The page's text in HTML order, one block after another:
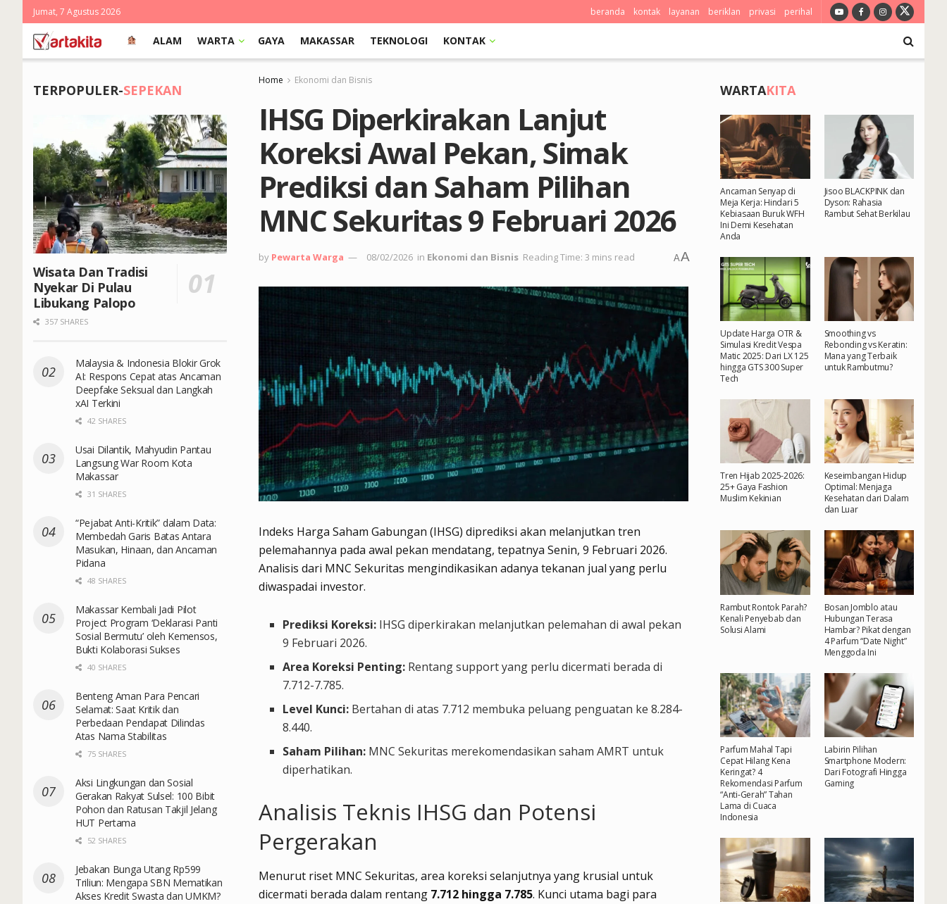
Jumat, 7 Agustus 2026 beranda kontak layanan beriklan privasi perihal
ALAM WARTA GAYA MAKASSAR TEKNOLOGI KONTAK
Home Ekonomi dan Bisnis
IHSG Diperkirakan Lanjut
Koreksi Awal Pekan, Simak
Prediksi dan Saham Pilihan
MNC Sekuritas 9 Februari 2026
by Pewarta Warga 08/02/2026 in Ekonomi dan Bisnis Reading Time: 3 mins read AA
Indeks Harga Saham Gabungan (IHSG) diprediksi akan melanjutkan tren
pelemahannya pada awal pekan mendatang, tepatnya Senin, 9 Februari 2026.
Analisis dari MNC Sekuritas mengindikasikan adanya tekanan jual yang perlu
diwaspadai investor.
Prediksi Koreksi: IHSG diperkirakan melanjutkan pelemahan di awal pekan
9 Februari 2026.
Area Koreksi Penting: Rentang support yang perlu dicermati berada di
7.712-7.785.
Level Kunci: Bertahan di atas 7.712 membuka peluang penguatan ke 8.284-
8.440.
Saham Pilihan: MNC Sekuritas merekomendasikan saham AMRT untuk
diperhatikan.
Analisis Teknis IHSG dan Potensi
Pergerakan
Menurut riset MNC Sekuritas, area koreksi selanjutnya yang krusial untuk
dicermati berada dalam rentang 7.712 hingga 7.785. Kunci utama bagi para
TERPOPULER-SEPEKAN
Wisata Dan Tradisi
Nyekar Di Pulau
Libukang Palopo
357 SHARES
Malaysia & Indonesia Blokir Grok
AI: Respons Cepat atas Ancaman
Deepfake Seksual dan Langkah
xAI Terkini
42 SHARES
Usai Dilantik, Mahyudin Pantau
Langsung War Room Kota
Makassar
31 SHARES
“Pejabat Anti-Kritik” dalam Data:
Membedah Garis Batas Antara
Masukan, Hinaan, dan Ancaman
Pidana
48 SHARES
Makassar Kembali Jadi Pilot
Project Program ‘Deklarasi Panti
Sosial Bermutu’ oleh Kemensos,
Bukti Kolaborasi Sukses
40 SHARES
Benteng Aman Para Pencari
Selamat: Saat Kritik dan
Perbedaan Pendapat Dilindas
Atas Nama Stabilitas
75 SHARES
Aksi Lingkungan dan Sosial
Gerakan Rakyat Sulsel: 100 Bibit
Pohon dan Ratusan Takjil Jelang
HUT Pertama
52 SHARES
Jebakan Bunga Utang Rp599
Triliun: Mengapa SBN Mematikan
Akses Kredit Swasta dan UMKM?
WARTAKITA
Ancaman Senyap di
Meja Kerja: Hindari 5
Kebiasaan Buruk WFH
Ini Demi Kesehatan
Anda
Jisoo BLACKPINK dan
Dyson: Rahasia
Rambut Sehat Berkilau
Update Harga OTR &
Simulasi Kredit Vespa
Matic 2025: Dari LX 125
hingga GTS 300 Super
Tech
Smoothing vs
Rebonding vs Keratin:
Mana yang Terbaik
untuk Rambutmu?
Tren Hijab 2025-2026:
25+ Gaya Fashion
Muslim Kekinian
Keseimbangan Hidup
Optimal: Menjaga
Kesehatan dari Dalam
dan Luar
Rambut Rontok Parah?
Kenali Penyebab dan
Solusi Alami
Bosan Jomblo atau
Hubungan Terasa
Hambar? Pikat dengan
4 Parfum “Date Night”
Menggoda Ini
Parfum Mahal Tapi
Cepat Hilang Kena
Keringat? 4
Rekomendasi Parfum
“Anti-Gerah” Tahan
Lama di Cuaca
Indonesia
Labirin Pilihan
Smartphone Modern:
Dari Fotografi Hingga
Gaming